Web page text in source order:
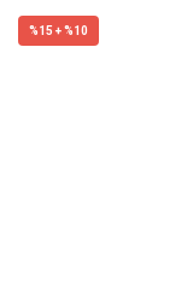
%15 + %10